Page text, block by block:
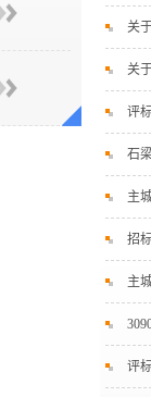
关
关
评
石
主
招
主
评